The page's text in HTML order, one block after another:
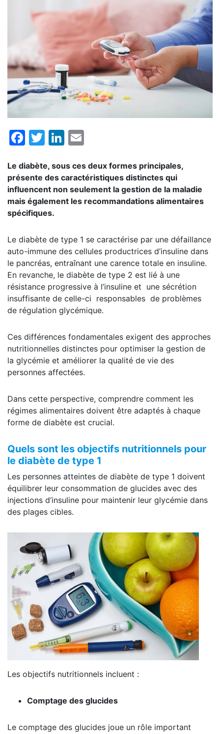
Facebook
TwitterLinkedIn
Le diabète, sous ces deux formes principales,
présente des caractéristiques distinctes qui
influencent non seulement la gestion de la maladie
mais également les recommandations alimentaires
spécifiques.
Le diabète de type 1 se caractérise par une défaillance
auto-immune des cellules productrices d’insuline dans
le pancréas, entraînant une carence totale en insuline.
En revanche, le diabète de type 2 est lié à une
résistance progressive à l’insuline et une sécrétion
insuffisante de celle-ci responsables de problèmes
de régulation glycémique.
Ces différences fondamentales exigent des approches
nutritionnelles distinctes pour optimiser la gestion de
la glycémie et améliorer la qualité de vie des
personnes affectées.
Dans cette perspective, comprendre comment les
régimes alimentaires doivent être adaptés à chaque
forme de diabète est crucial.
Quels sont les objectifs nutritionnels pour
le diabète de type 1
Les personnes atteintes de diabète de type 1 doivent
équilibrer leur consommation de glucides avec des
injections d’insuline pour maintenir leur glycémie dans
des plages cibles.
Les objectifs nutritionnels incluent :
Comptage des glucides
Le comptage des glucides joue un rôle important